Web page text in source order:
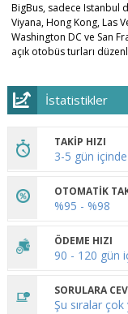
BigBus, sadece Istanbul
Viyana, Hong Kong, Las
Washington DC ve San
açık otobüs turları
İstatistikler
TAKİP HIZI
3-5 gün içinde
OTOMATİK
%95 - %98
ÖDEME HIZI
90 - 120 gün
SORULARA
Şu sıralar çok